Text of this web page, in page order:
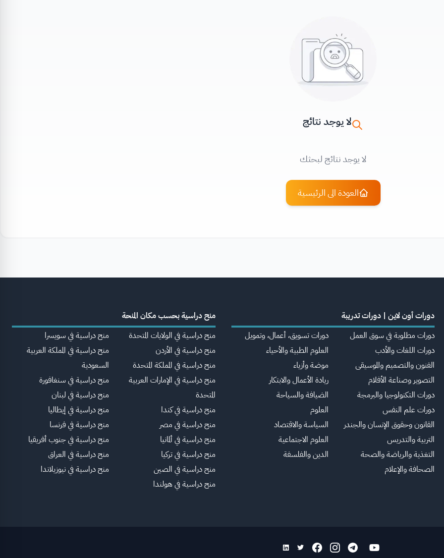
لا يوجد نتائج
لا يوجد نتائج لبحثك
العودة الى الرئيسية
دورات أون لاين | دورات تدريبة
دورات مطلوبة في سوق العمل
دورات اللغات والأدب
الفنون والتصميم والموسيقى
التصوير وصناعة الأفلام
دورات التكنولوجيا والبرمجة
دورات علم النفس
القانون وحقوق الإنسان والجندر
التربية والتدريس
التغذية والرياضة والصحة
الصحافة والإعلام
دورات تسويق، أعمال، وتمويل
العلوم الطبية والأحياء
موضة وأزياء
ريادة الأعمال والابتكار
الضيافة والسياحة
العلوم
السياسة والاقتصاد
العلوم الاجتماعية
الدين والفلسفة
منح دراسية بحسب مكان المنحة
منح دراسية في الولايات المتحدة
منح دراسية في الأردن
منح دراسية في المملكة المتحدة
منح دراسية في الإمارات العربية
المتحدة
منح دراسية في كندا
منح دراسية في مصر
منح دراسية في ألمانيا
منح دراسية في تركيا
منح دراسية في الصين
منح دراسية في هولندا
منح دراسية في سويسرا
منح دراسية في المملكة العربية
السعودية
منح دراسية في سنغافورة
منح دراسية في لبنان
منح دراسية في إيطاليا
منح دراسية في فرنسا
منح دراسية في جنوب أفريقيا
منح دراسية في العراق
منح دراسية في نيوزيلاندا